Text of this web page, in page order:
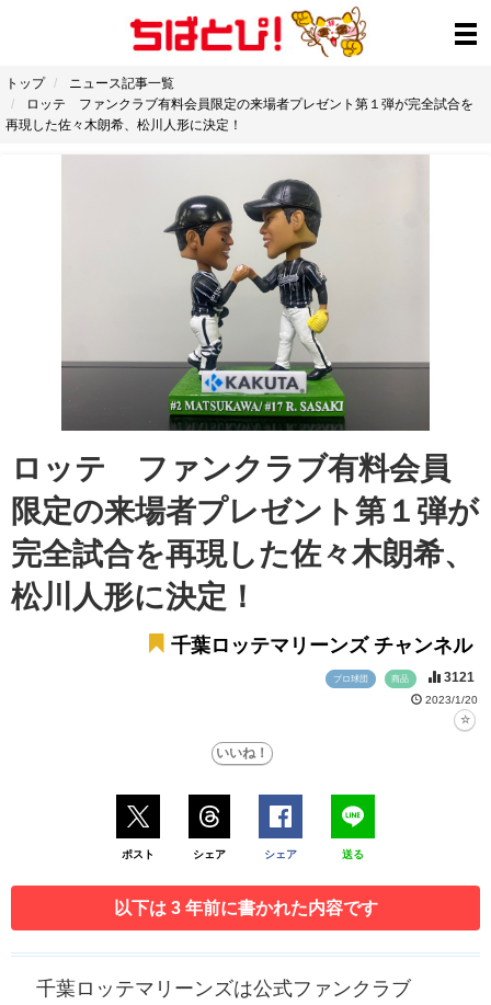
トップ
ニュース記事一覧
ロッテ ファンクラブ有料会員限定の来場者プレゼント第１弾が完全試合を
再現した佐々木朗希、松川人形に決定！
ロッテ ファンクラブ有料会員
限定の来場者プレゼント第１弾が
完全試合を再現した佐々木朗希、
松川人形に決定！
千葉ロッテマリーンズ チャンネル
プロ球団 商品 3121
2023/1/20
ポスト シェア シェア 送る
以下は 3 年前に書かれた内容です
千葉ロッテマリーンズは公式ファンクラブ